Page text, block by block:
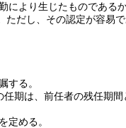
により生じたものである
ただし、その認定が容易
する。
期は、前任者の残任期間
定める。